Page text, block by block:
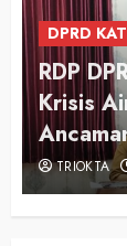
DPRD
DPRD
Pangan
TRIOKTA